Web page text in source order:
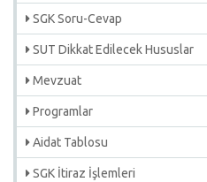
SGK Soru-Cevap
SUT Dikkat Edilecek Hususlar
Mevzuat
Programlar
Aidat Tablosu
SGK İtiraz İşlemleri